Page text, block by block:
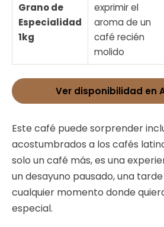
Grano de
Especialidad
1kg
exprimir el
aroma de un
café recién
molido
Ver disponibilidad en
Este café puede sorprender
acostumbrados a los cafés
solo un café más, es una
un desayuno pausado, una
cualquier momento donde
especial.